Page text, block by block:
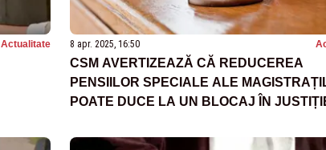
Actualitate 8 apr. 2025, 16:50
CSM AVERTIZEAZĂ CĂ REDUCEREA
PENSIILOR SPECIALE ALE
POATE DUCE LA UN BLOCAJ ÎN